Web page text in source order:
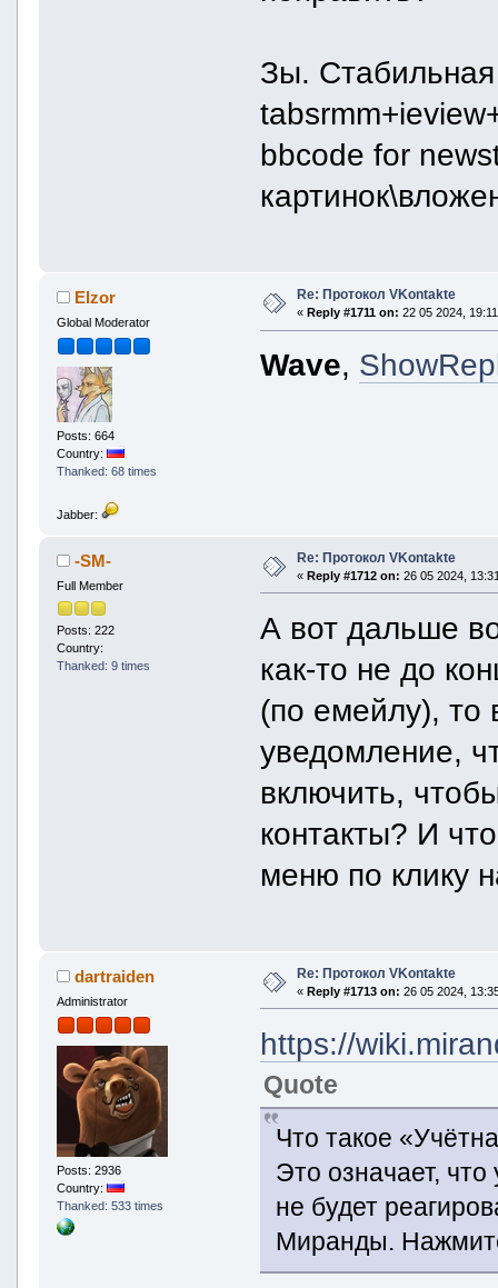
Зы.
bbcode for
Elzor
Global Moderator
Posts: 664
Country:
Thanked: 68 times
Jabber:
Re: Протокол VKontakte
« Reply #1711 on: 22 05 2024,
Wave,
-SM-
Full Member
Posts: 222
Country:
Thanked: 9 times
Re: Протокол VKontakte
« Reply #1712 on: 26 05 2024,
А вот дальше
как-то не до
(по емейлу), то
уведомление,
включить,
контакты? И
меню по клику
dartraiden
Administrator
Posts: 2936
Country:
Thanked: 533 times
Re: Протокол VKontakte
« Reply #1713 on: 26 05 2024,
https://
Quote
Что такое
Это означает, что
не будет
Миранды.